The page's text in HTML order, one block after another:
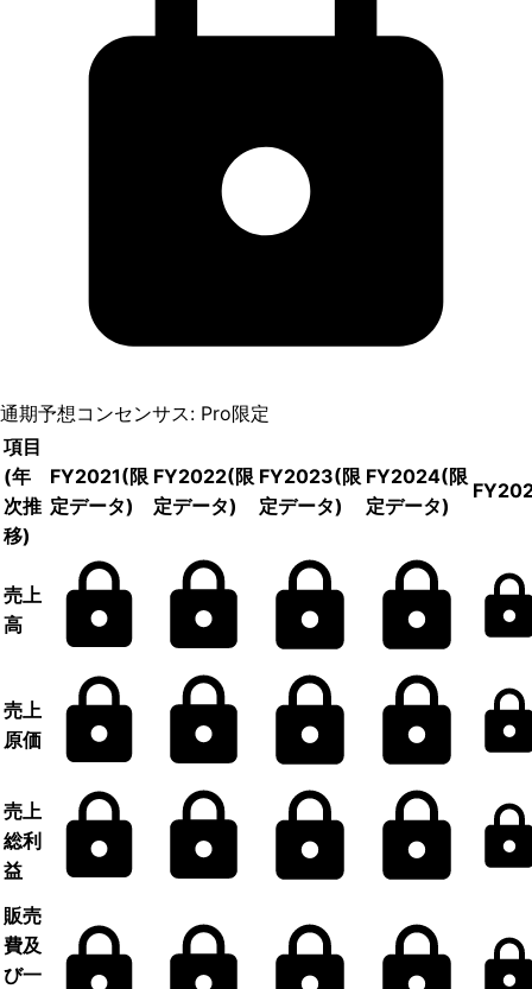
通期予想コンセンサス: Pro限定
項目
(年
次推
移)
FY2021(限
定データ)
FY2022(限
定データ)
FY2023(限
定データ)
FY2024(限
定データ)
売上
高
売上
原価
売上
総利
益
販売
費及
び一